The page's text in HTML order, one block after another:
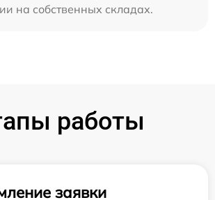
на собственных складах.
работы
заявки